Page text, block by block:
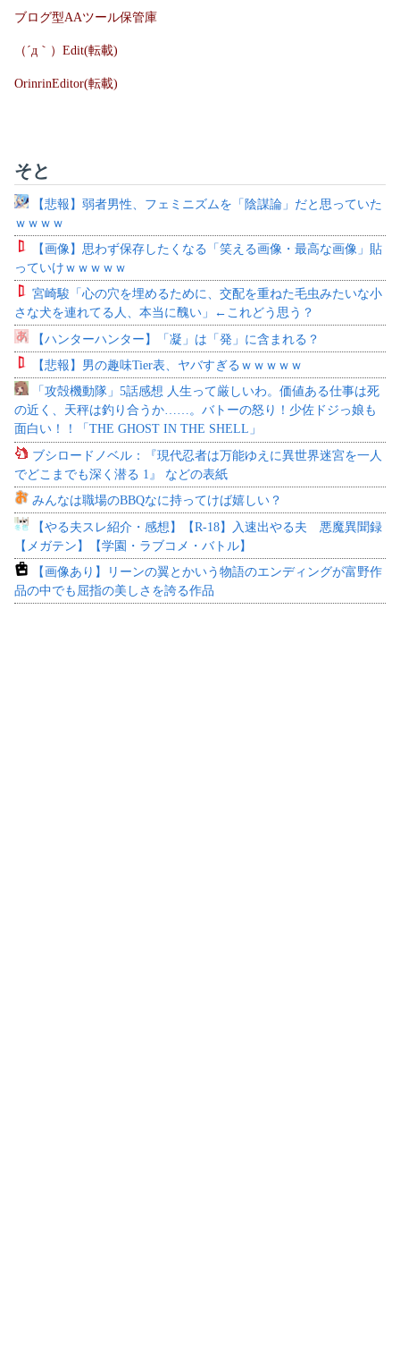
ブログ型AAツール保管庫
（´д｀）Edit(転載)
OrinrinEditor(転載)
そと
【悲報】弱者男性、フェミニズムを「陰謀論」だと思っていた
ｗｗｗｗ
【画像】思わず保存したくなる「笑える画像・最高な画像」貼
っていけｗｗｗｗｗ
宮崎駿「心の穴を埋めるために、交配を重ねた毛虫みたいな小
さな犬を連れてる人、本当に醜い」←これどう思う？
【ハンターハンター】「凝」は「発」に含まれる？
【悲報】男の趣味Tier表、ヤバすぎるｗｗｗｗｗ
「攻殻機動隊」5話感想 人生って厳しいわ。価値ある仕事は死
の近く、天秤は釣り合うか……。バトーの怒り！少佐ドジっ娘も
面白い！！「THE GHOST IN THE SHELL」
ブシロードノベル：『現代忍者は万能ゆえに異世界迷宮を一人
でどこまでも深く潜る 1』 などの表紙
みんなは職場のBBQなに持ってけば嬉しい？
【やる夫スレ紹介・感想】【R-18】入速出やる夫 悪魔異聞録
【メガテン】【学園・ラブコメ・バトル】
【画像あり】リーンの翼とかいう物語のエンディングが富野作
品の中でも屈指の美しさを誇る作品